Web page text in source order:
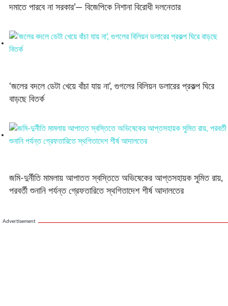
দমাতে পারবে না সরকার’— বিজেপিকে নিশানা বিরোধী দলনেতার
‘জলের বদলে ডেটা খেয়ে বাঁচা যায় না’, গুগলের বিলিয়ন ডলারের প্রকল্প ঘিরে
বাড়ছে বিতর্ক
জমি-দুর্নীতি মামলায় আপাতত স্বস্তিতে অভিষেকের আপ্তসহায়ক সুমিত রায়,
পরবর্তী শুনানি পর্যন্ত গ্রেফতারিতে স্থগিতাদেশ শীর্ষ আদালতের
Advertisement